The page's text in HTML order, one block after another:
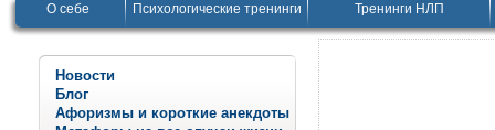
О себе Психологические тренинги Тренинги НЛП
Новости
Блог
Афоризмы и короткие анекдоты